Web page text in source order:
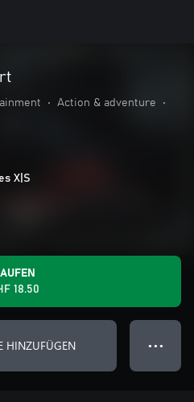
• Action & adventure
•
X|S
18.50
HINZUFÜGEN ● ● ●